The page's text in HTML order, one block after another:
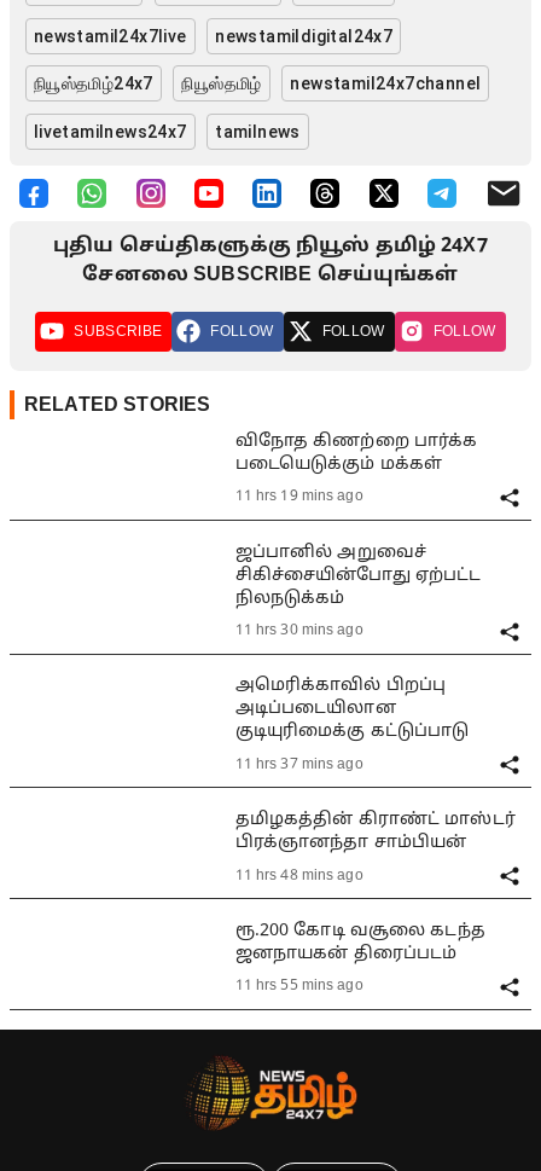
newstamil24x7live newstamildigital24x7
நியூஸ்தமிழ்24x7 நியூஸ்தமிழ் newstamil24x7channel
livetamilnews24x7 tamilnews
புதிய செய்திகளுக்கு நியூஸ் தமிழ் 24X7
சேனலை SUBSCRIBE செய்யுங்கள்
SUBSCRIBE FOLLOW FOLLOW FOLLOW
RELATED STORIES
விநோத கிணற்றை பார்க்க
படையெடுக்கும் மக்கள்
11 hrs 19 mins ago
ஜப்பானில் அறுவைச்
சிகிச்சையின்போது ஏற்பட்ட
நிலநடுக்கம்
11 hrs 30 mins ago
அமெரிக்காவில் பிறப்பு
அடிப்படையிலான
குடியுரிமைக்கு கட்டுப்பாடு
11 hrs 37 mins ago
தமிழகத்தின் கிராண்ட் மாஸ்டர்
பிரக்ஞானந்தா சாம்பியன்
11 hrs 48 mins ago
ரூ.200 கோடி வசூலை கடந்த
ஜனநாயகன் திரைப்படம்
11 hrs 55 mins ago